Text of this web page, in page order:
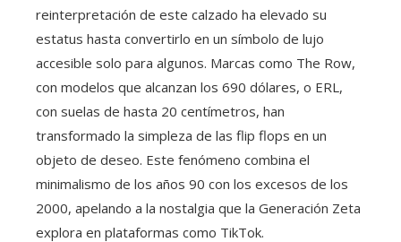
reinterpretación de este calzado ha elevado su
estatus hasta convertirlo en un símbolo de lujo
accesible solo para algunos. Marcas como The Row,
con modelos que alcanzan los 690 dólares, o ERL,
con suelas de hasta 20 centímetros, han
transformado la simpleza de las flip flops en un
objeto de deseo. Este fenómeno combina el
minimalismo de los años 90 con los excesos de los
2000, apelando a la nostalgia que la Generación Zeta
explora en plataformas como TikTok.